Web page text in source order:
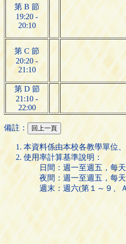
第 B 節
19:20 -
20:10
第 C 節
20:20 -
21:10
第 D 節
21:10 -
22:00
備註：
本資料係由本校各教學單位
使用率計算基準說明：
日間：週一至週五，每天
夜間：週一至週五，每天
週末：週六(第１～９、Ａ